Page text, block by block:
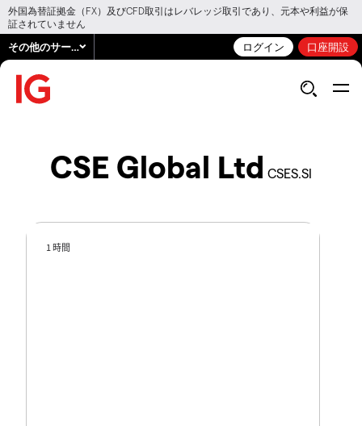
外国為替証拠金（FX）及びCFD取引はレバレッジ取引であり、元本や利益が保
証されていません
その他のサービス ログイン 口座開設
CSE Global Ltd CSES.SI
1 時間